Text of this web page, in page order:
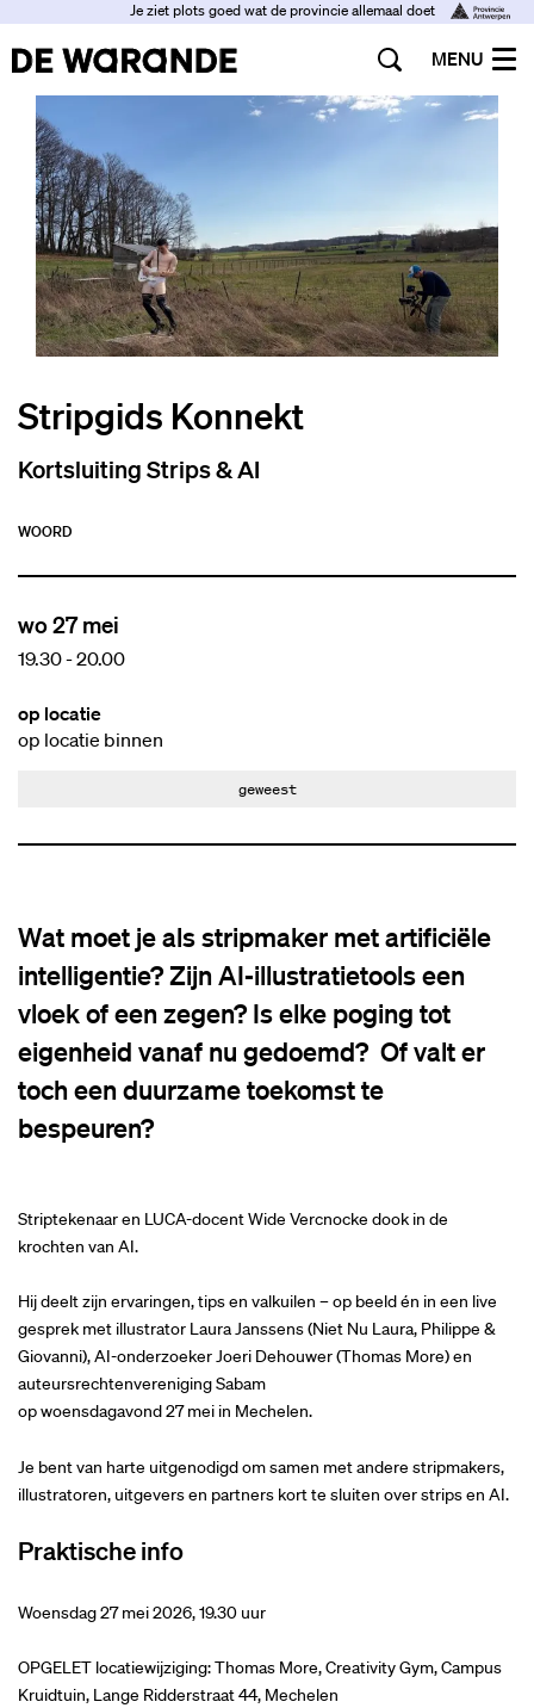
Je ziet plots goed wat de provincie allemaal doet
MENU
Stripgids Konnekt
Kortsluiting Strips & AI
WOORD
wo 27 mei
19.30-20.00
op locatie
op locatie binnen
geweest
Wat moet je als stripmaker met artificiële
intelligentie? Zijn AI-illustratietools een
vloek of een zegen? Is elke poging tot
eigenheid vanaf nu gedoemd? Of valt er
toch een duurzame toekomst te
bespeuren?
Striptekenaar en LUCA-docent Wide Vercnocke dook in de
krochten van AI.
Hij deelt zijn ervaringen, tips en valkuilen – op beeld én in een live
gesprek met illustrator Laura Janssens (Niet Nu Laura, Philippe &
Giovanni), AI-onderzoeker Joeri Dehouwer (Thomas More) en
auteursrechtenvereniging Sabam
op woensdagavond 27 mei in Mechelen.
Je bent van harte uitgenodigd om samen met andere stripmakers,
illustratoren, uitgevers en partners kort te sluiten over strips en AI.
Praktische info
Woensdag 27 mei 2026, 19.30 uur
OPGELET locatiewijziging: Thomas More, Creativity Gym, Campus
Kruidtuin, Lange Ridderstraat 44, Mechelen